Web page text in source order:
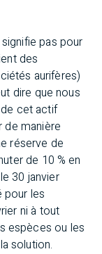
pas pour
des
aurifères)
dire que nous
cet actif
de manière
réserve de
de 10 % en
30 janvier
pour les
ni à tout
espèces ou les
solution.